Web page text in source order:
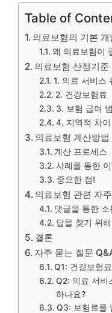
Table of
의료보험의 기본 개
왜 의료보험이
의료보험 산정기준
1. 의료 서비스
2. 건강보험료
3. 보험 급여
4. 지역적 차이
의료보험 계산방법
계산 프로세스
사례를 통한 이
중요한 점!
의료보험 관련 자
댓글을 통한 소
답을 찾기 위
결론
자주 묻는 질문
Q1: 건강보험
Q2: 의료 서비
하나요?
Q3: 보험료를